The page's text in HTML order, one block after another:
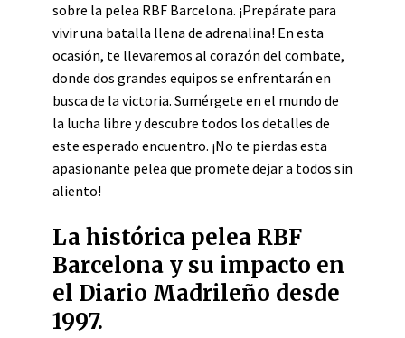
sobre la pelea RBF Barcelona. ¡Prepárate para
vivir una batalla llena de adrenalina! En esta
ocasión, te llevaremos al corazón del combate,
donde dos grandes equipos se enfrentarán en
busca de la victoria. Sumérgete en el mundo de
la lucha libre y descubre todos los detalles de
este esperado encuentro. ¡No te pierdas esta
apasionante pelea que promete dejar a todos sin
aliento!
La histórica pelea RBF
Barcelona y su impacto en
el Diario Madrileño desde
1997.